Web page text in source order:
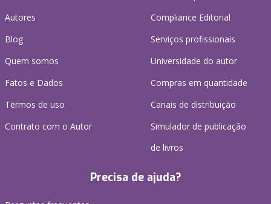
Autores
Blog
Quem somos
Fatos e Dados
Termos de uso
Contrato com o Autor
Compliance Editorial
Serviços profissionais
Universidade do autor
Compras em quantidade
Canais de distribuição
Simulador de publicação
de livros
Precisa de ajuda?